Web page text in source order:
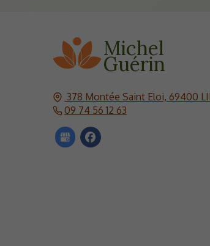
Michel
Guérin
378 Montée Saint Eloi, 69400
09 74 56 12 63